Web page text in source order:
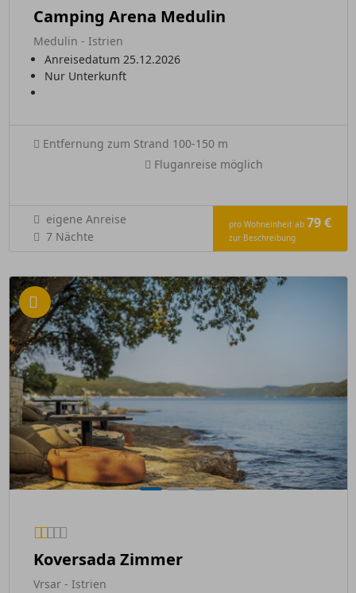
Camping Arena Medulin
Medulin - Istrien
Anreisedatum 25.12.2026
Nur Unterkunft
Entfernung zum Strand 100-150 m
Fluganreise möglich
eigene Anreise
7 Nächte
pro Wohneinheit ab 79 €
zur Beschreibung
Koversada Zimmer
Vrsar - Istrien